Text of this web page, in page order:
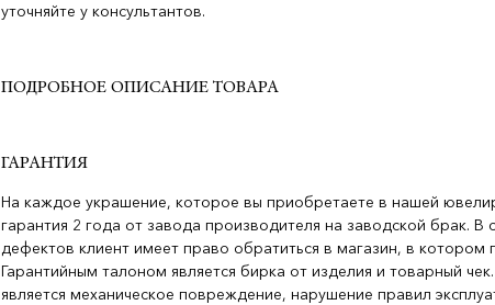
уточняйте у консультантов.
ПОДРОБНОЕ ОПИСАНИЕ ТОВАРА
ГАРАНТИЯ
На каждое украшение, которое вы приобретаете в нашей
гарантия 2 года от завода производителя на заводской брак. В
дефектов клиент имеет право обратиться в магазин, в котором
Гарантийным талоном является бирка от изделия и товарный
является механическое повреждение, нарушение правил